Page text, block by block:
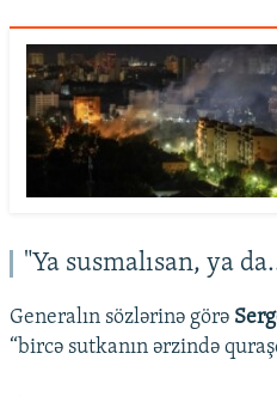
"Ya susmalısan, ya
Generalın sözlərinə görə
“bircə sutkanın ərzində